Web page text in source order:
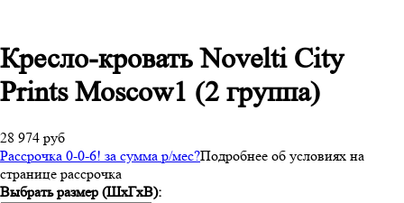
Кресло-кровать Novelti City
Prints Moscow1 (2 группа)
28 974 руб
Рассрочка 0-0-6! за сумма р/мес?Подробнее об условиях на
странице рассрочка
Выбрать размер (ШхГхВ):